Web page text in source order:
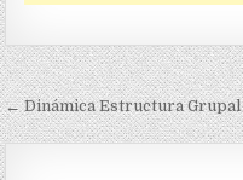
Navegación
de
← Dinámica Estructura Grupal